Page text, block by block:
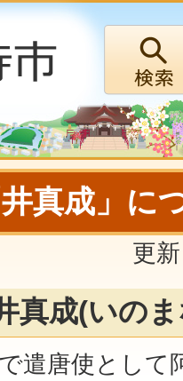
真成」に
更
真成(いの
遣唐使として